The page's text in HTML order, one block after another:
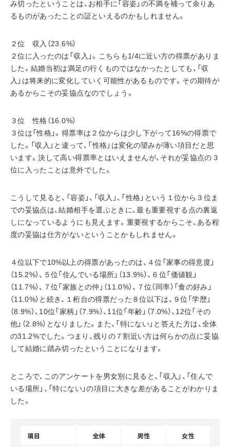
み切ったということは、お相手に「容姿」の不満を補って余りあ
るものがあったことの証といえるのかもしれません。
２位　収入（23.6%）
２位に入ったのは「収入」。こちらも1/4に近い方の得票がありま
した。結婚当初は満足の行くものではなかったとしても、「収
入」は将来的に変化していく可能性があるものです。その期待が
あるからこその妥協点なのでしょう。
３位　性格（16.0%）
３位は「性格」。得票率は２位からは少し下がって16%の得票で
した。「収入」と違って、「性格」は変化の望みが薄い項目だと思
います。決して高い得票率とはいえませんが、それが妥協点の３
位に入ったことは意外でした。
こうして見ると、「容姿」、「収入」、「性格」という１位から３位ま
での妥協点は、結婚相手を選ぶときに、最も重要視する点の裏返
しになっているようにも見えます。重要視するからこそ、ある程
度の妥協は仕方がないということかもしれません。
４位以下で10%以上の得票があったのは、４位「家事の得意度」
（15.2%）、５位「住んでいる場所」（13.9%）、６位「価値観」
（11.7%）、７位「家族との仲」（11.0%）、７位（同率）「食の好み」
（11.0%）と続き、１桁台の得票だった８位以下は、９位「学歴」
（8.9%）、10位「家柄」（7.9%）、11位「年齢」（7.0%）、12位「その
他」（2.8%）となりました。また、「特にない」と答えた方は、全体
の31.2%でした。つまり、残りの７割近い方は何らかの点に妥協
して結婚に踏み切ったということになります。
ところで、このアンケートを男女別に見ると、「収入」、「住んで
いる場所」、「特にない」の項目に大きな差があることがわかりま
した。